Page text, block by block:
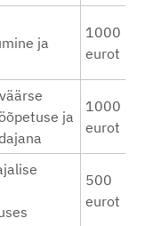
ja
1000
eurot
ja
1000
eurot
500
eurot